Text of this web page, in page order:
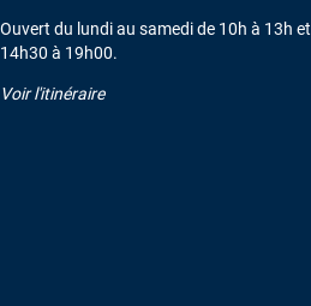
Ouvert du lundi au samedi de 10h à 13h
14h30 à 19h00.
Voir l'itinéraire